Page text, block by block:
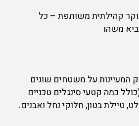
קהילתית משותפת – כל
משהו
המעיינות על משטחים שונים
כמה קטעי סינגלים טכניים
טיילת בטון, חלוקי נחל ואבנים.